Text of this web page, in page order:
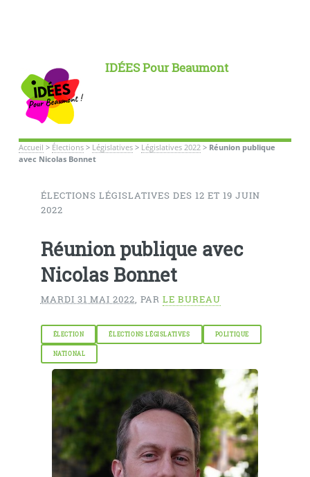
IDÉES Pour Beaumont
Accueil > Élections> Législatives> Législatives 2022> Réunion publique
avec Nicolas Bonnet
ÉLECTIONS LÉGISLATIVES DES 12 ET 19 JUIN
2022
Réunion publique avec
Nicolas Bonnet
MARDI 31 MAI 2022, PAR LE BUREAU
ÉLECTION ÉLECTIONS LÉGISLATIVES POLITIQUE
NATIONAL